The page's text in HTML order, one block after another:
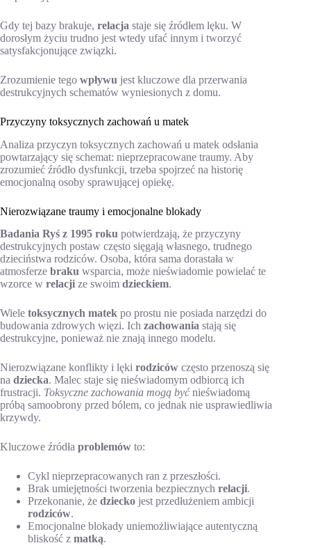
Gdy tej bazy brakuje, relacja staje się źródłem lęku. W
dorosłym życiu trudno jest wtedy ufać innym i tworzyć
satysfakcjonujące związki.
Zrozumienie tego wpływu jest kluczowe dla przerwania
destrukcyjnych schematów wyniesionych z domu.
Przyczyny toksycznych zachowań u matek
Analiza przyczyn toksycznych zachowań u matek odsłania
powtarzający się schemat: nieprzepracowane traumy. Aby
zrozumieć źródło dysfunkcji, trzeba spojrzeć na historię
emocjonalną osoby sprawującej opiekę.
Nierozwiązane traumy i emocjonalne blokady
Badania Ryś z 1995 roku potwierdzają, że przyczyny
destrukcyjnych postaw często sięgają własnego, trudnego
dzieciństwa rodziców. Osoba, która sama dorastała w
atmosferze braku wsparcia, może nieświadomie powielać te
wzorce w relacji ze swoim dzieckiem.
Wiele toksycznych matek po prostu nie posiada narzędzi do
budowania zdrowych więzi. Ich zachowania stają się
destrukcyjne, ponieważ nie znają innego modelu.
Nierozwiązane konflikty i lęki rodziców często przenoszą się
na dziecka. Malec staje się nieświadomym odbiorcą ich
frustracji. Toksyczne zachowania mogą byćnieświadomą
próbą samoobrony przed bólem, co jednak nie usprawiedliwia
krzywdy.
Kluczowe źródła problemów to:
Cykl nieprzepracowanych ran z przeszłości.
Brak umiejętności tworzenia bezpiecznych relacji.
Przekonanie, że dziecko jest przedłużeniem ambicji
rodziców.
Emocjonalne blokady uniemożliwiające autentyczną
bliskość z matką.